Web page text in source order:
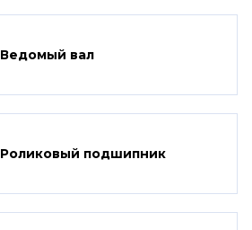
Ведомый вал
Роликовый подшипник